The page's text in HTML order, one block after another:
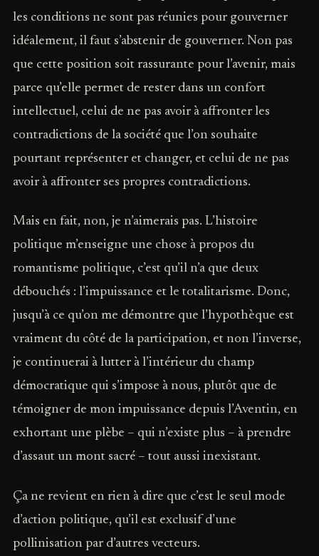
les conditions ne sont pas réunies pour gouverner
idéalement, il faut s’abstenir de gouverner. Non pas
que cette position soit rassurante pour l’avenir, mais
parce qu’elle permet de rester dans un confort
intellectuel, celui de ne pas avoir à affronter les
contradictions de la société que l’on souhaite
pourtant représenter et changer, et celui de ne pas
avoir à affronter ses propres contradictions.
Mais en fait, non, je n’aimerais pas. L’histoire
politique m’enseigne une chose à propos du
romantisme politique, c’est qu’il n’a que deux
débouchés : l’impuissance et le totalitarisme. Donc,
jusqu’à ce qu’on me démontre que l’hypothèque est
vraiment du côté de la participation, et non l’inverse,
je continuerai à lutter à l’intérieur du champ
démocratique qui s’impose à nous, plutôt que de
témoigner de mon impuissance depuis l’Aventin, en
exhortant une plèbe – qui n’existe plus – à prendre
d’assaut un mont sacré – tout aussi inexistant.
Ça ne revient en rien à dire que c’est le seul mode
d’action politique, qu’il est exclusif d’une
pollinisation par d’autres vecteurs.